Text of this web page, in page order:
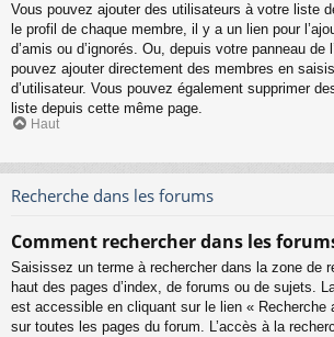
Vous pouvez ajouter des utilisateurs à votre liste
le profil de chaque membre, il y a un lien pour
d’amis ou d’ignorés. Ou, depuis votre panneau de
pouvez ajouter directement des membres en
d’utilisateur. Vous pouvez également supprimer
liste depuis cette même page.
Haut
Recherche dans les forums
Comment rechercher dans les
Saisissez un terme à rechercher dans la zone de
haut des pages d’index, de forums ou de sujets.
est accessible en cliquant sur le lien « Recherche
sur toutes les pages du forum. L’accès à la